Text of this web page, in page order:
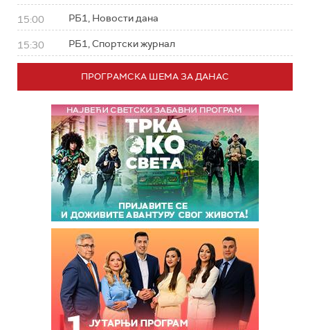
15:00 РБ1, Новости дана
15:30 РБ1, Спортски журнал
ПРОГРАМСКА ШЕМА ЗА ДАНАС